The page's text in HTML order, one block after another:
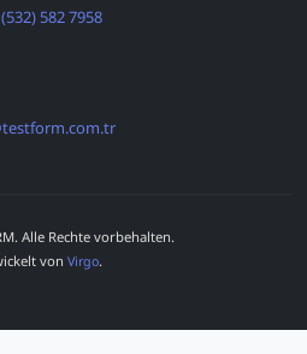
582 7958
Alle Rechte vorbehalten.
von Virgo.